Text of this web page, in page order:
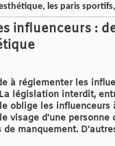
les paris
influenceurs :
à réglementer les
législation interdit,
oblige les
visage d'une
manquement.